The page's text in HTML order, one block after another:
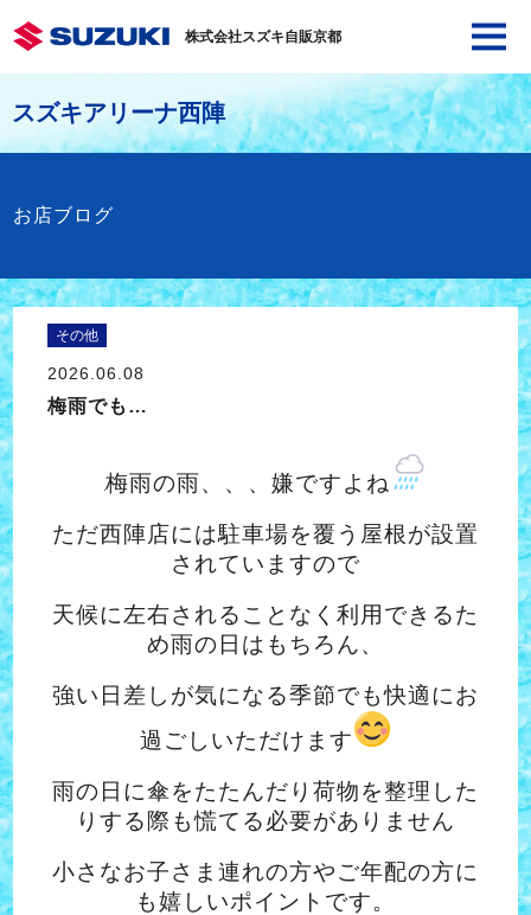
株式会社スズキ自販京都
スズキアリーナ西陣
お店ブログ
その他
2026.06.08
梅雨でも…
梅雨の雨、、、嫌ですよね
ただ西陣店には駐車場を覆う屋根が設置
されていますので
天候に左右されることなく利用できるた
め雨の日はもちろん、
強い日差しが気になる季節でも快適にお
過ごしいただけます
雨の日に傘をたたんだり荷物を整理した
りする際も慌てる必要がありません
小さなお子さま連れの方やご年配の方に
も嬉しいポイントです。